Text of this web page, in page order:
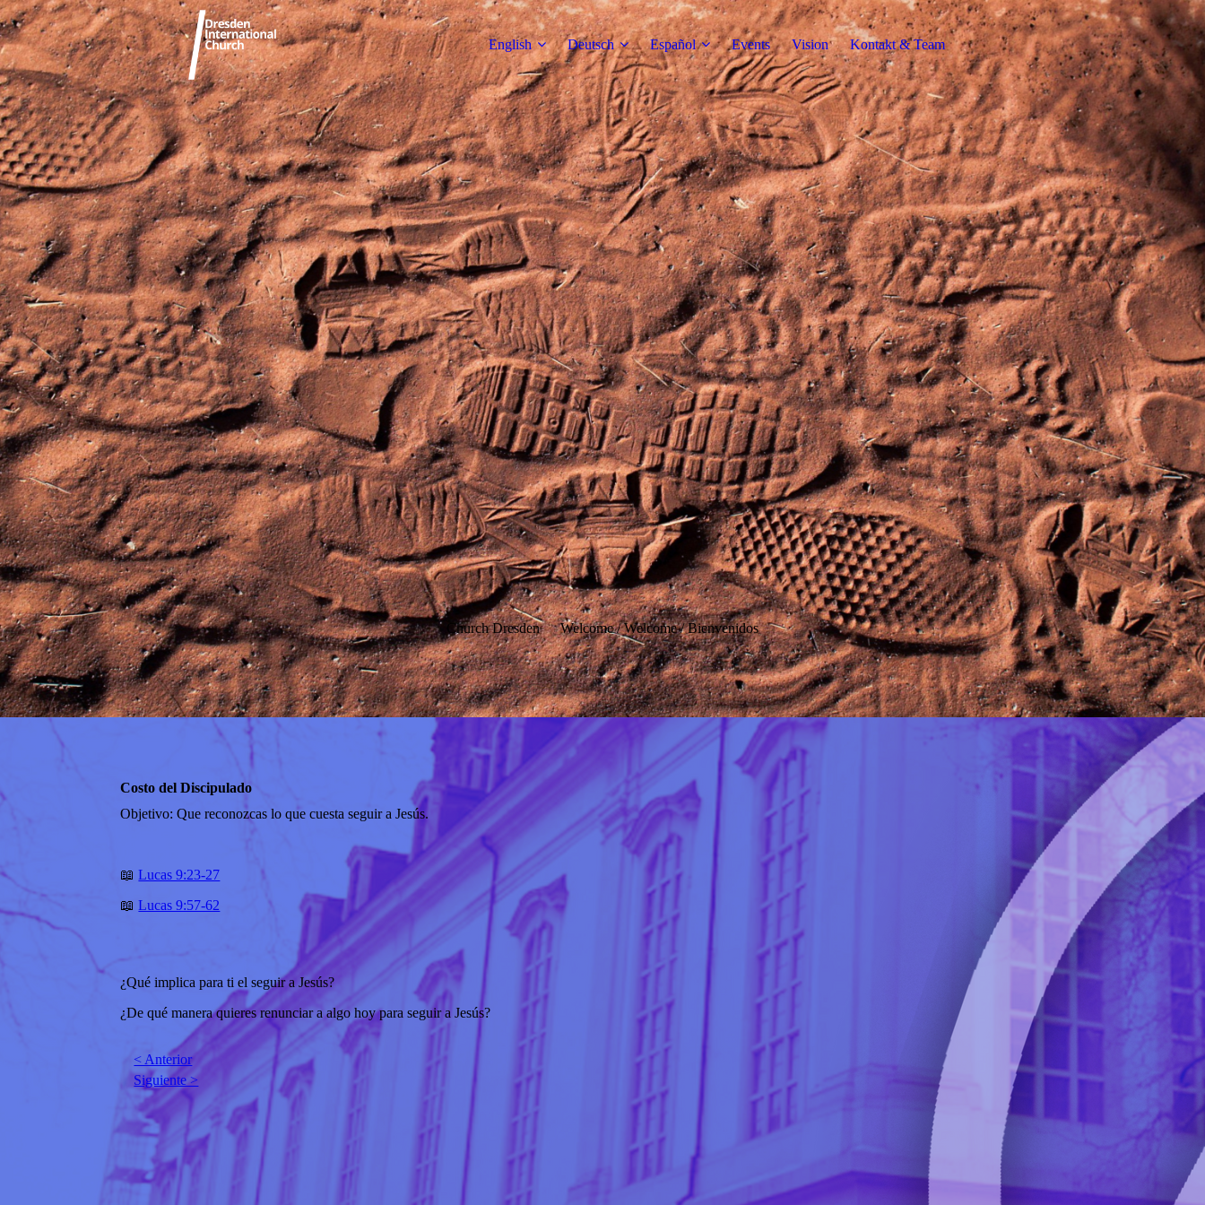
English Deutsch Español Events Vision Kontakt & Team
Church Dresden Welcome / Welcome / Bienvenidos
Costo del Discipulado
Objetivo: Que reconozcas lo que cuesta seguir a Jesús.
📖Lucas 9:23-27
📖Lucas 9:57-62
¿Qué implica para ti el seguir a Jesús?
¿De qué manera quieres renunciar a algo hoy para seguir a Jesús?
< Anterior
Siguiente >